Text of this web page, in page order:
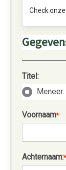
Check
Titel:
Meneer.
Voornaam*
Achternaam:*